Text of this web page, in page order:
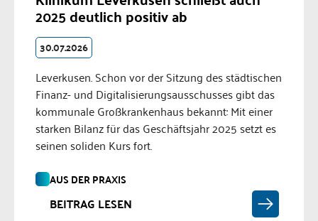
2025 deutlich positiv ab
30.07.2026
Leverkusen. Schon vor der Sitzung des städtischen
Finanz- und Digitalisierungsausschusses gibt das
kommunale Großkrankenhaus bekannt: Mit einer
starken Bilanz für das Geschäftsjahr 2025 setzt es
seinen soliden Kurs fort.
AUS DER PRAXIS
BEITRAG LESEN